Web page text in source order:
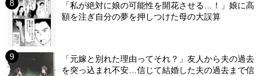
「私が絶対に娘の可能性を開花させる…！」娘に高
額を注ぎ自分の夢を押しつけた母の大誤算
「元嫁と別れた理由ってそれ？」友人から夫の過去
を突っ込まれ不安…信じて結婚した夫の過去まで信